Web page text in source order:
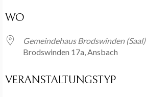
WO
Gemeindehaus Brodswinden (Saal)
Brodswinden 17a, Ansbach
VERANSTALTUNGSTYP